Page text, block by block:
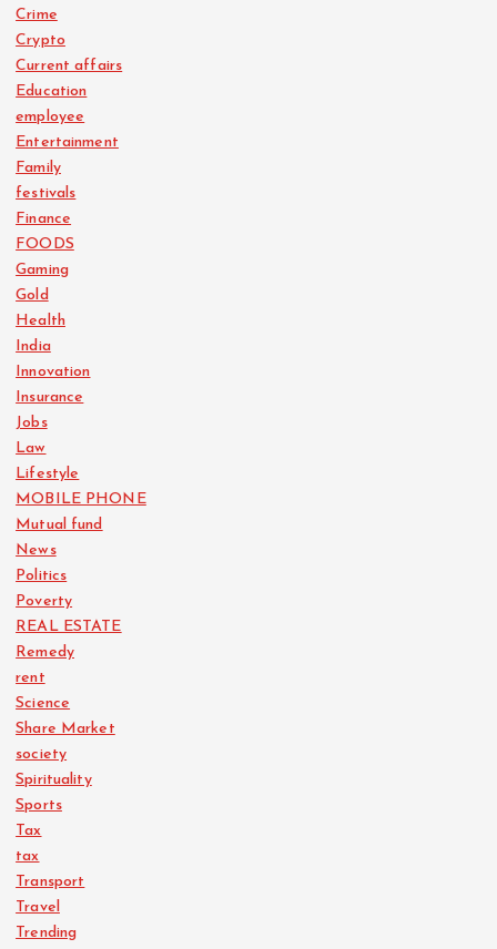
Crime
Crypto
Current affairs
Education
employee
Entertainment
Family
festivals
Finance
FOODS
Gaming
Gold
Health
India
Innovation
Insurance
Jobs
Law
Lifestyle
MOBILE PHONE
Mutual fund
News
Politics
Poverty
REAL ESTATE
Remedy
rent
Science
Share Market
society
Spirituality
Sports
Tax
tax
Transport
Travel
Trending